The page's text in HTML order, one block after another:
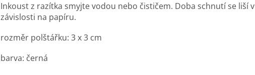
Inkoust z razítka smyjte vodou nebo čističem. Doba schnutí se liší v
závislosti na papíru.
rozměr polštářku: 3 x 3 cm
barva: černá